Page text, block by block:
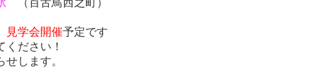
（百舌鳥西之町）
見学会開催予定です
ださい！
します。